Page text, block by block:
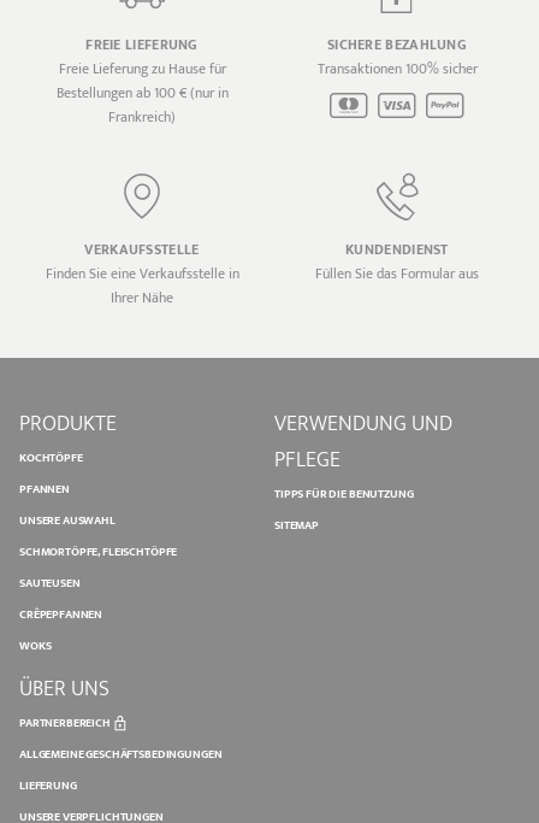
FREIE LIEFERUNG
Freie Lieferung zu Hause für
Bestellungen ab 100 € (nur in
Frankreich)
SICHERE BEZAHLUNG
Transaktionen 100% sicher
VERKAUFSSTELLE
Finden Sie eine Verkaufsstelle in
Ihrer Nähe
KUNDENDIENST
Füllen Sie das Formular aus
PRODUKTE
KOCHTÖPFE
PFANNEN
UNSERE AUSWAHL
SCHMORTÖPFE, FLEISCHTÖPFE
SAUTEUSEN
CRÊPEPFANNEN
WOKS
VERWENDUNG UND
PFLEGE
TIPPS FÜR DIE BENUTZUNG
SITEMAP
ÜBER UNS
PARTNERBEREICH
ALLGEMEINE GESCHÄFTSBEDINGUNGEN
LIEFERUNG
UNSERE VERPFLICHTUNGEN